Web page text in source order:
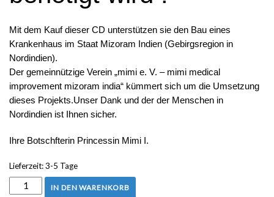
Mit dem Kauf dieser CD unterstützen sie den Bau eines
Krankenhaus im Staat Mizoram Indien (Gebirgsregion in
Nordindien).
Der gemeinnützige Verein „mimi e. V. – mimi medical
improvement mizoram india“ kümmert sich um die Umsetzung
dieses Projekts.Unser Dank und der der Menschen in
Nordindien ist Ihnen sicher.
Ihre Botschfterin Princessin Mimi I.
Lieferzeit:3-5 Tage
IN DEN WARENKORB